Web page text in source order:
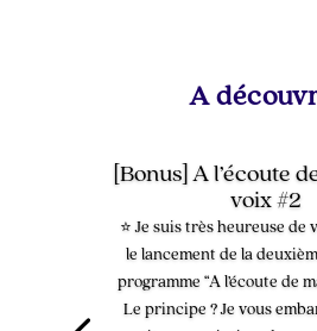
A
[Bonus] A l’écoute
voix #2
⭐ Je suis très heureuse de
le lancement de la
programme “A l’écoute de
Le principe ? Je vous